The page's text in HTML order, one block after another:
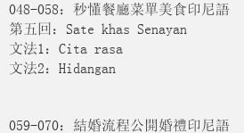
048-058：秒懂餐廳菜單美食印尼語
第五回：Sate khas Senayan
文法1：Cita rasa
文法2：Hidangan
059-070：結婚流程公開婚禮印尼語